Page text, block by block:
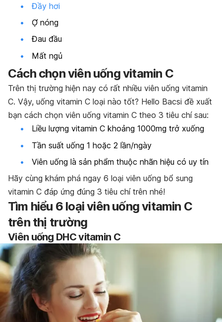
Đầy hơi
Ợ nóng
Đau đầu
Mất ngủ
Cách chọn viên uống vitamin C
Trên thị trường hiện nay có rất nhiều viên uống vitamin
C. Vậy, uống vitamin C loại nào tốt? Hello Bacsi đề xuất
bạn cách chọn viên uống vitamin C theo 3 tiêu chí sau:
Liều lượng vitamin C khoảng 1000mg trở xuống
Tần suất uống 1 hoặc 2 lần/ngày
Viên uống là sản phẩm thuộc nhãn hiệu có uy tín
Hãy cùng khám phá ngay 6 loại viên uống bổ sung
vitamin C đáp ứng đúng 3 tiêu chí trên nhé!
Tìm hiểu 6 loại viên uống vitamin C
trên thị trường
Viên uống DHC vitamin C